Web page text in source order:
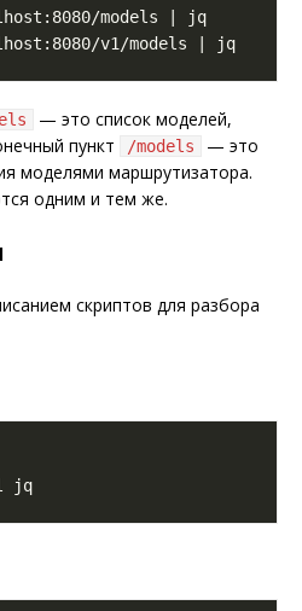
— это список моделей,
пункт
/models
— это
моделями маршрутизатора.
одним и тем же.
скриптов для разбора